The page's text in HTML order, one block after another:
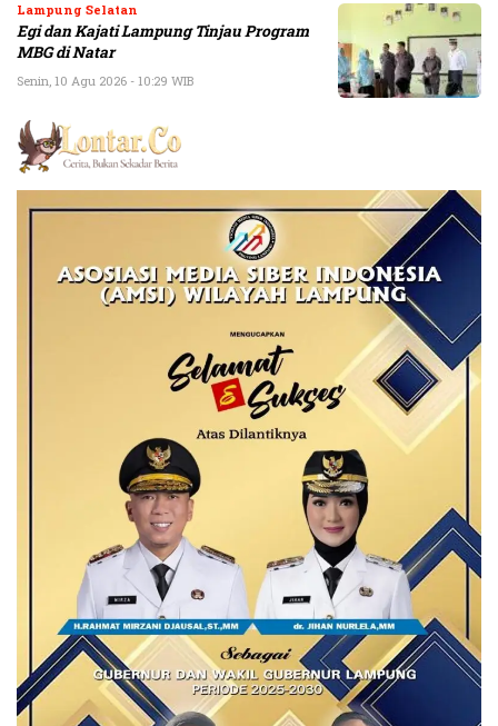
Lampung Selatan
Egi dan Kajati Lampung Tinjau Program
MBG di Natar
Senin, 10 Agu 2026 - 10:29 WIB